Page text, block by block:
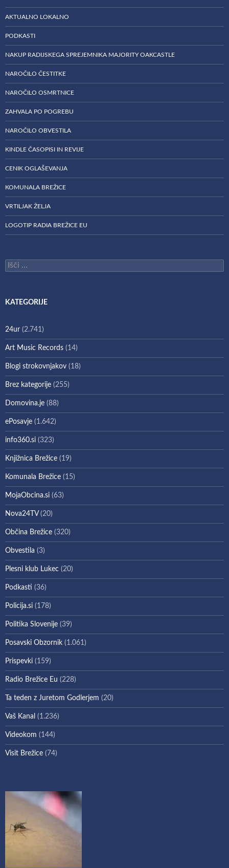
AKTUALNO LOKALNO
PODKASTI
NAKUP RADIJSKEGA SPREJEMNIKA MAJORITY OAKCASTLE
NAROČILO ČESTITKE
NAROČILO OSMRTNICE
ZAHVALA PO POGREBU
NAROČILO OBVESTILA
KINDLE ČASOPISI IN REVIJE
CENIK OGLAŠEVANJA
KOMUNALA BREŽICE
VRTILJAK ŽELJA
LOGOTIP RADIA BREŽICE EU
Išči:
KATEGORIJE
24ur (2.741)
Art Music Records (14)
Blogi strokovnjakov (18)
Brez kategorije (255)
Domovina.je (88)
ePosavje (1.642)
info360.si (323)
Knjižnica Brežice (19)
Komunala Brežice (15)
MojaObcina.si (63)
Nova24TV(20)
Občina Brežice (320)
Obvestila (3)
Plesni klub Lukec (20)
Podkasti (36)
Policija.si (178)
Politika Slovenije (39)
Posavski Obzornik (1.061)
Prispevki (159)
Radio Brežice Eu (228)
Ta teden z Juretom Godlerjem (20)
Vaš Kanal (1.236)
Videokom (144)
Visit Brežice (74)